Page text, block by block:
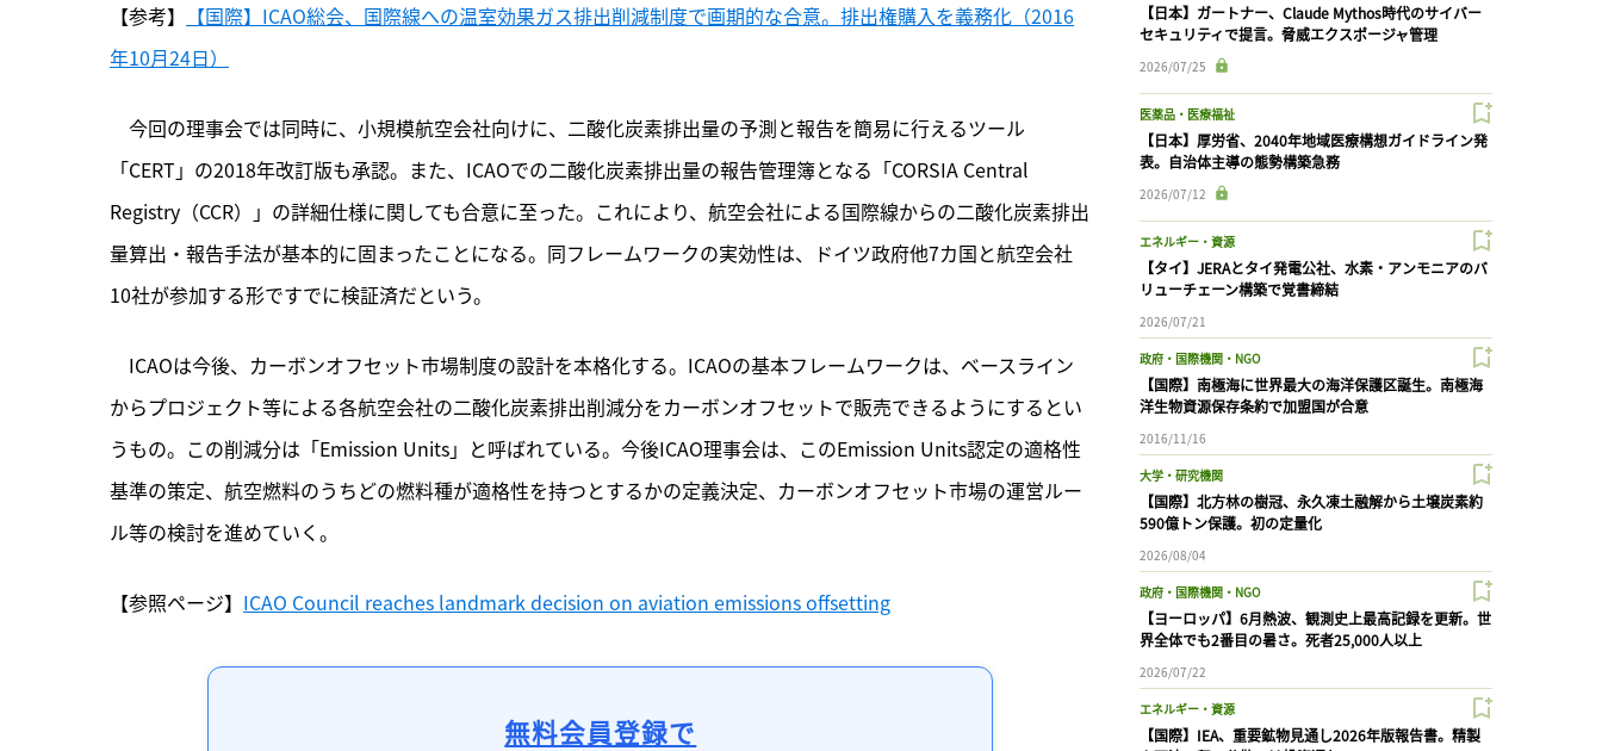
【参考】
【国際】ICAO総会、国際線への温室効果ガス排出削減制度で画期的な合意。排出権購入を義務化（2016
年10月24日）
今回の理事会では同時に、小規模航空会社向けに、二酸化炭素排出量の予測と報告を簡易に行えるツール
「CERT」の2018年改訂版も承認。また、ICAOでの二酸化炭素排出量の報告管理簿となる「CORSIA Central
Registry（CCR）」の詳細仕様に関しても合意に至った。これにより、航空会社による国際線からの二酸化炭素排出
量算出・報告手法が基本的に固まったことになる。同フレームワークの実効性は、ドイツ政府他7カ国と航空会社
10社が参加する形ですでに検証済だという。
ICAOは今後、カーボンオフセット市場制度の設計を本格化する。ICAOの基本フレームワークは、ベースライン
からプロジェクト等による各航空会社の二酸化炭素排出削減分をカーボンオフセットで販売できるようにするとい
うもの。この削減分は「Emission Units」と呼ばれている。今後ICAO理事会は、このEmission Units認定の適格性
基準の策定、航空燃料のうちどの燃料種が適格性を持つとするかの定義決定、カーボンオフセット市場の運営ルー
ル等の検討を進めていく。
【参照ページ】 ICAO Council reaches landmark decision on aviation emissions offsetting
無料会員登録で
【日本】ガートナー、Claude Mythos時代のサイバー
セキュリティで提言。脅威エクスポージャ管理
2026/07/25
医薬品・医療福祉
【日本】厚労省、2040年地域医療構想ガイドライン発
表。自治体主導の態勢構築急務
2026/07/12
エネルギー・資源
【タイ】JERAとタイ発電公社、水素・アンモニアのバ
リューチェーン構築で覚書締結
2026/07/21
政府・国際機関・NGO
【国際】南極海に世界最大の海洋保護区誕生。南極海
洋生物資源保存条約で加盟国が合意
2016/11/16
大学・研究機関
【国際】北方林の樹冠、永久凍土融解から土壌炭素約
590億トン保護。初の定量化
2026/08/04
政府・国際機関・NGO
【ヨーロッパ】6月熱波、観測史上最高記録を更新。世
界全体でも2番目の暑さ。死者25,000人以上
2026/07/22
エネルギー・資源
【国際】IEA、重要鉱物見通し2026年版報告書。精製